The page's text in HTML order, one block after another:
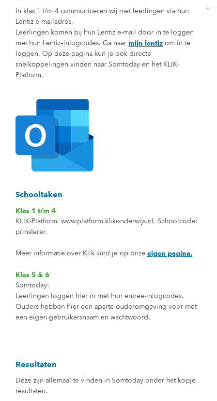
In klas 1 t/m 4 communiceren wij met leerlingen via hun
Lentiz e-mailadres.
Leerlingen komen bij hun Lentiz e-mail door in te loggen
met hun Lentiz–inlogcodes. Ga naar mijn lentiz om in te
loggen. Op deze pagina kun je ook directe
snelkoppelingen vinden naar Somtoday en het KLIK-
Platform.
Schooltaken
Klas 1 t/m 4
KLIK-Platform. www.platform.klikonderwijs.nl. Schoolcode:
prinsterer.
Meer informatie over Klik vind je op onze eigen pagina.
Klas 5 & 6
Somtoday:
Leerlingen loggen hier in met hun entree-inlogcodes.
Ouders hebben hier een aparte ouderomgeving voor met
een eigen gebruikersnaam en wachtwoord.
Resultaten
Deze zijn allemaal te vinden in Somtoday onder het kopje
resultaten.